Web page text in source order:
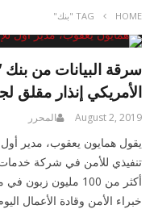
HOME TAG "بنك"
سرقة البيانات من بنك
الأمريكي إنذار مقلق
August 2, 2019 المحرر
يقول همايون يعقوب، مدير
تنفيذي للأمن في شركة خدمات
أكثر من 100 مليون
خبراء الأمن وقادة الأعمال